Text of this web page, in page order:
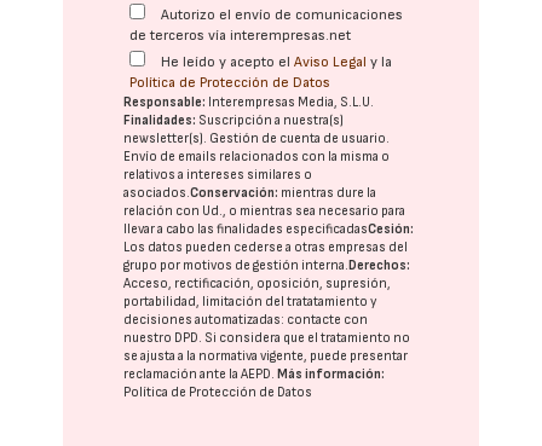
Autorizo el envío de comunicaciones
de terceros vía interempresas.net
He leído y acepto elAviso Legal y la
Política de Protección de Datos
Responsable: Interempresas Media, S.L.U.
Finalidades: Suscripción a nuestra(s)
newsletter(s). Gestión de cuenta de usuario.
Envío de emails relacionados con la misma o
relativos a intereses similares o
asociados.Conservación: mientras dure la
relación con Ud., o mientras sea necesario para
llevar a cabo las finalidades especificadasCesión:
Los datos pueden cederse a otras empresas del
grupo por motivos de gestión interna. Derechos:
Acceso, rectificación, oposición, supresión,
portabilidad, limitación del tratatamiento y
decisiones automatizadas: contacte con
nuestro DPD. Si considera que el tratamiento no
se ajusta a la normativa vigente, puede presentar
reclamación ante laAEPD. Más información:
Política de Protección de Datos